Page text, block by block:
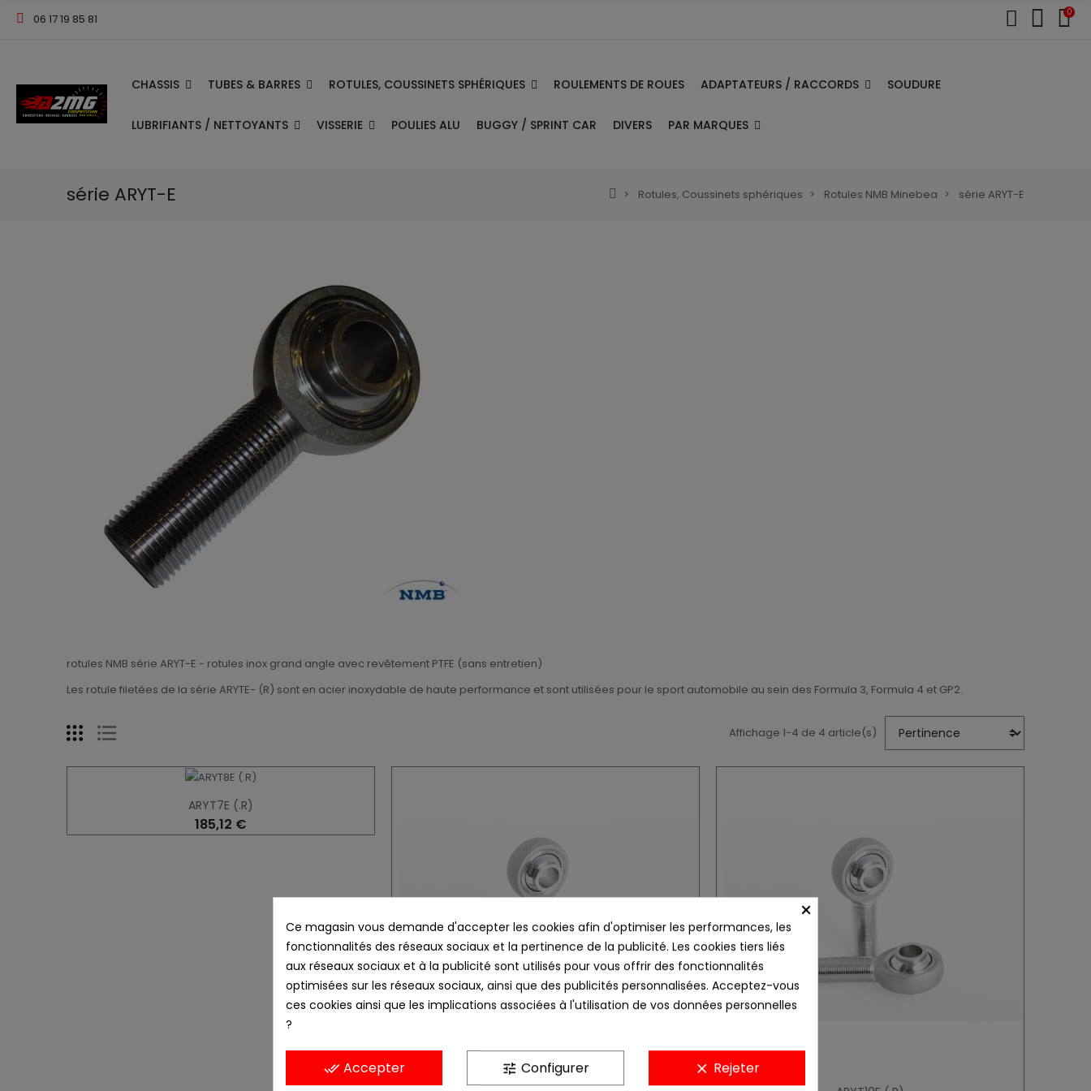
06 17 19 85 81 0
CHASSIS TUBES & BARRES ROTULES, COUSSINETS SPHÉRIQUES ROULEMENTS DE ROUES ADAPTATEURS / RACCORDS SOUDURE
LUBRIFIANTS / NETTOYANTS VISSERIE POULIES ALU BUGGY / SPRINT CAR DIVERS PAR MARQUES
série ARYT-E Rotules, Coussinets sphériques Rotules NMB Minebea série ARYT-E
rotules NMB série ARYT-E - rotules inox grand angle avec revêtement PTFE (sans entretien)
Les rotule filetées de la série ARYTE- (R) sont en acier inoxydable de haute performance et sont utilisées pour le sport automobile au sein des Formula 3, Formula 4 et GP2.
Affichage 1-4 de 4 article(s)
ARYT7E (.R)
185,12 €
×
Ce magasin vous demande d'accepter les cookies afin d'optimiser les performances, les
fonctionnalités des réseaux sociaux et la pertinence de la publicité. Les cookies tiers liés
aux réseaux sociaux et à la publicité sont utilisés pour vous offrir des fonctionnalités
optimisées sur les réseaux sociaux, ainsi que des publicités personnalisées. Acceptez-vous
ces cookies ainsi que les implications associées à l'utilisation de vos données personnelles
?
done_all Accepter tune Configurer clear Rejeter